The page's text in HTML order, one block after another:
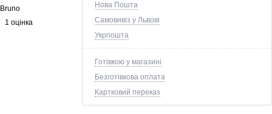
Нова Пошта
Самовивіз у Львові
Укрпошта
Готівкою у магазині
Безготівкова оплата
Картковий переказ
Bruno
1 оцінка